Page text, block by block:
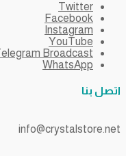
Twitter
Facebook
Instagram
YouTube
Broadcast
WhatsApp
اتصل بنا
info@crystalstore.net